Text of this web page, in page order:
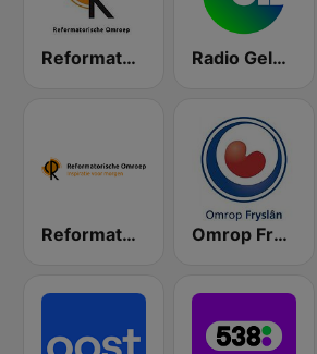
Reformatorische Omroep Radio Gelderland
Reformatorisch Omroep 3 Omrop Fryslân